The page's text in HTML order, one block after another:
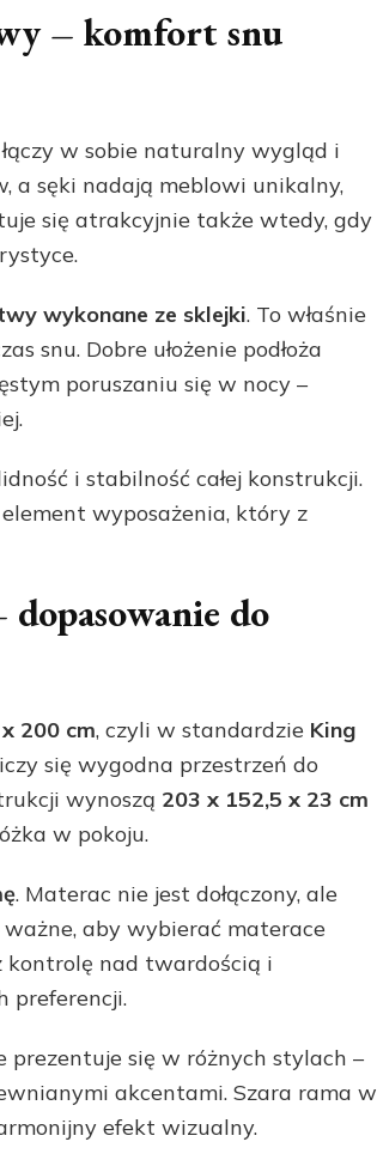
– komfort snu
w sobie naturalny wygląd i
a sęki nadają meblowi unikalny,
się atrakcyjnie także wtedy, gdy
wykonane ze sklejki. To właśnie
snu. Dobre ułożenie podłoża
poruszaniu się w nocy –
i stabilność całej konstrukcji.
wyposażenia, który z
do
200 cm, czyli w standardzie King
się wygodna przestrzeń do
wynoszą 203 x 152,5 x 23 cm
w pokoju.
. Materac nie jest dołączony, ale
aby wybierać materace
kontrolę nad twardością i
preferencji.
prezentuje się w różnych stylach –
akcentami. Szara rama w
efekt wizualny.